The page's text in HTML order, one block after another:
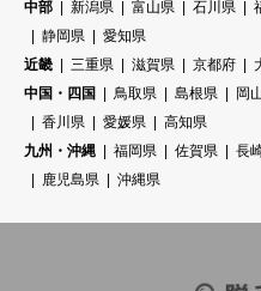
中部
新潟県 富山県 石川県
静岡県
愛知県
近畿
三重県 滋賀県 京都府
中国・四国
鳥取県 島根県 岡
香川県
愛媛県
高知県
九州・沖縄
福岡県 佐賀県 長
鹿児島県
沖縄県